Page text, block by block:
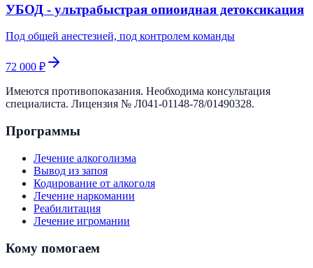
УБОД - ультрабыстрая опиоидная детоксикация
Под общей анестезией, под контролем команды
72 000 ₽
Имеются противопоказания. Необходима консультация
специалиста. Лицензия № Л041-01148-78/01490328.
Программы
Лечение алкоголизма
Вывод из запоя
Кодирование от алкоголя
Лечение наркомании
Реабилитация
Лечение игромании
Кому помогаем